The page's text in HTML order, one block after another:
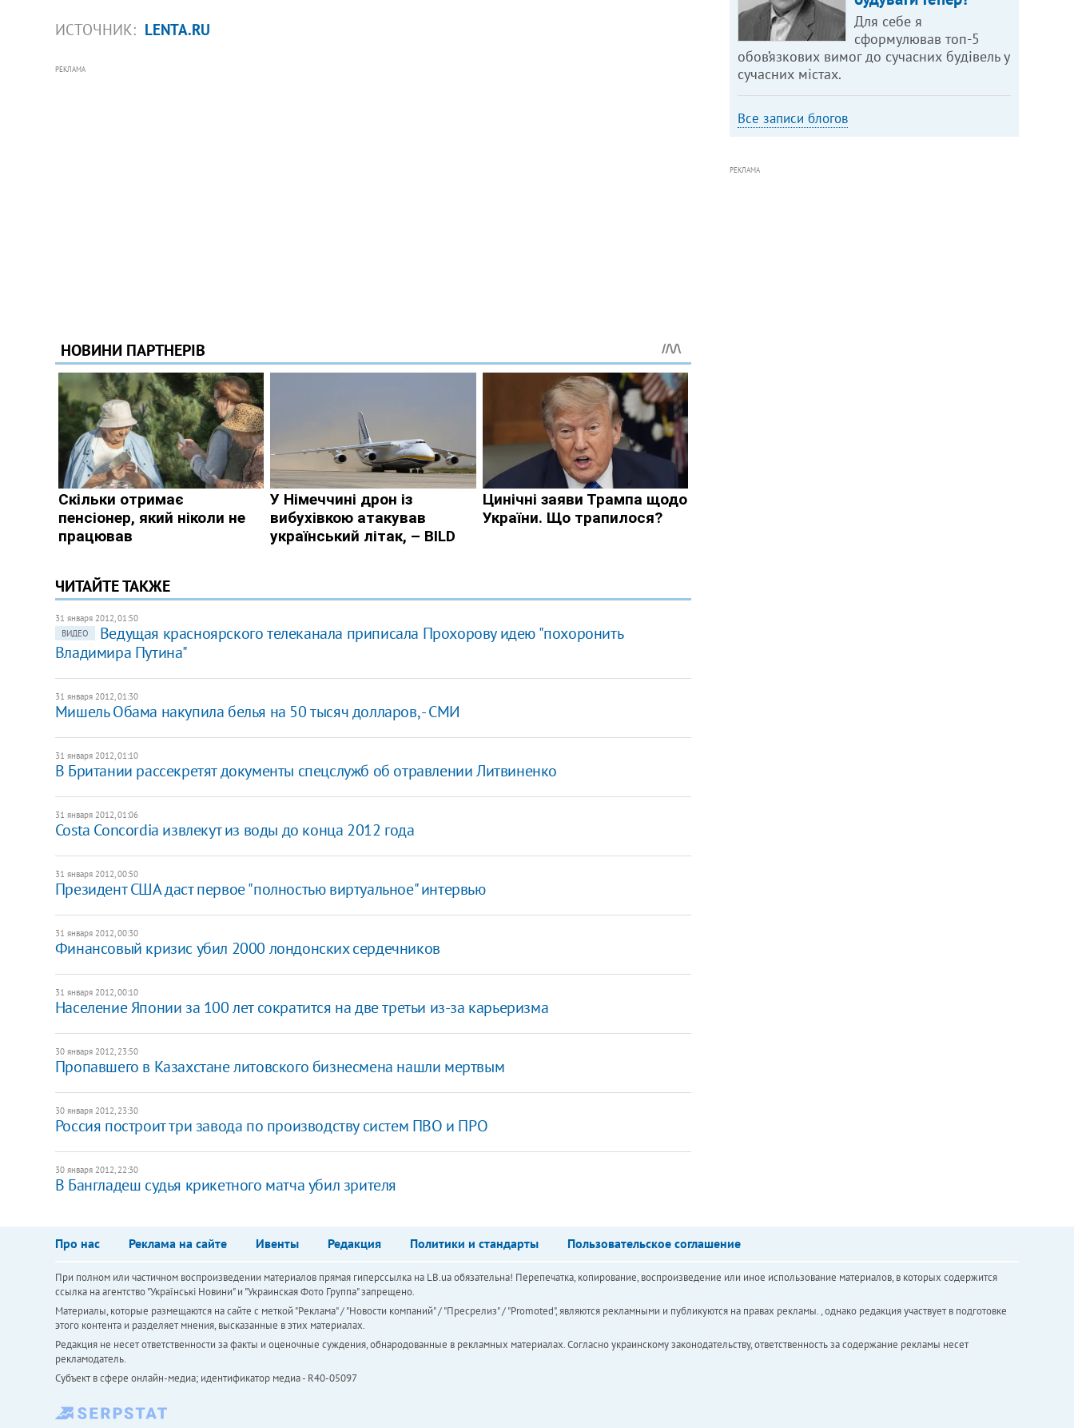
ИСТОЧНИК: LENTA.RU
РЕКЛАМА
ЧИТАЙТЕ ТАКЖЕ
31 января 2012, 01:50
ВИДЕО
Ведущая красноярского телеканала приписала Прохорову идею "похоронить
Владимира Путина"
31 января 2012, 01:30
Мишель Обама накупила белья на 50 тысяч долларов, - СМИ
31 января 2012, 01:10
В Британии рассекретят документы спецслужб об отравлении Литвиненко
31 января 2012, 01:06
Costa Concordia извлекут из воды до конца 2012 года
31 января 2012, 00:50
Президент США даст первое "полностью виртуальное" интервью
31 января 2012, 00:30
Финансовый кризис убил 2000 лондонских сердечников
31 января 2012, 00:10
Население Японии за 100 лет сократится на две третьи из-за карьеризма
30 января 2012, 23:50
Пропавшего в Казахстане литовского бизнесмена нашли мертвым
30 января 2012, 23:30
Россия построит три завода по производству систем ПВО и ПРО
30 января 2012, 22:30
В Бангладеш судья крикетного матча убил зрителя
Для себе я
сформулював топ-5
обов’язкових вимог до сучасних будівель у
сучасних містах.
Все записи блогов
РЕКЛАМА
Про нас Реклама на сайте Ивенты Редакция Политики и стандарты Пользовательское соглашение
При полном или частичном воспроизведении материалов прямая гиперссылка на LB.ua обязательна! Перепечатка, копирование, воспроизведение или иное использование материалов, в которых содержится
ссылка на агентство "Українськi Новини" и "Украинская Фото Группа" запрещено.
Материалы, которые размещаются на сайте с меткой "Реклама" / "Новости компаний" / "Пресрелиз" / "Promoted", являются рекламными и публикуются на правах рекламы. , однако редакция участвует в подготовке
этого контента и разделяет мнения, высказанные в этих материалах.
Редакция не несет ответственности за факты и оценочные суждения, обнародованные в рекламных материалах. Согласно украинскому законодательству, ответственность за содержание рекламы несет
рекламодатель.
Субъект в сфере онлайн-медиа; идентификатор медиа - R40-05097